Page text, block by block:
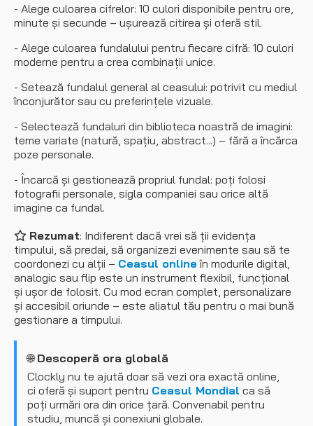
- Alege culoarea cifrelor: 10 culori disponibile pentru ore,
minute și secunde – ușurează citirea și oferă stil.
- Alege culoarea fundalului pentru fiecare cifră: 10 culori
moderne pentru a crea combinații unice.
- Setează fundalul general al ceasului: potrivit cu mediul
înconjurător sau cu preferințele vizuale.
- Selectează fundaluri din biblioteca noastră de imagini:
teme variate (natură, spațiu, abstract...) – fără a încărca
poze personale.
- Încarcă și gestionează propriul fundal: poți folosi
fotografii personale, sigla companiei sau orice altă
imagine ca fundal.
Rezumat: Indiferent dacă vrei să ții evidența
timpului, să predai, să organizezi evenimente sau să te
coordonezi cu alții – Ceasul onlineîn modurile digital,
analogic sau flip este un instrument flexibil, funcțional
și ușor de folosit. Cu mod ecran complet, personalizare
și accesibil oriunde – este aliatul tău pentru o mai bună
gestionare a timpului.
🌐 Descoperă ora globală
Clockly nu te ajută doar să vezi ora exactă online,
ci oferă și suport pentru Ceasul Mondial ca să
poți urmări ora din orice țară. Convenabil pentru
studiu, muncă și conexiuni globale.